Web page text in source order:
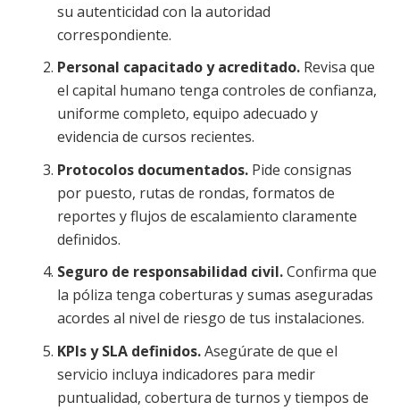
su autenticidad con la autoridad
correspondiente.
Personal capacitado y acreditado. Revisa que
el capital humano tenga controles de confianza,
uniforme completo, equipo adecuado y
evidencia de cursos recientes.
Protocolos documentados. Pide consignas
por puesto, rutas de rondas, formatos de
reportes y flujos de escalamiento claramente
definidos.
Seguro de responsabilidad civil.Confirma que
la póliza tenga coberturas y sumas aseguradas
acordes al nivel de riesgo de tus instalaciones.
KPIs y SLA definidos.Asegúrate de que el
servicio incluya indicadores para medir
puntualidad, cobertura de turnos y tiempos de